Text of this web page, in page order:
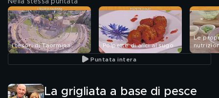
Nella stessa puntata
I tesori di Taormina Polpette di alici al sugo
Le
Puntata intera
La grigliata a base di pesce